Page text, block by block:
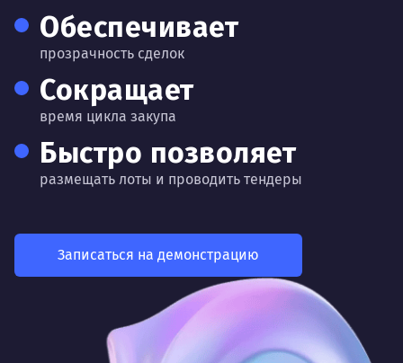
Обеспечивает
прозрачность сделок
Сокращает
время цикла закупа
Быстро позволяет
размещать лоты и проводить тендеры
Записаться на демонстрацию